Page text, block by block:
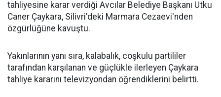
tahliyesine karar verdiği Avcılar Belediye Başkanı Utku
Caner Çaykara, Silivri'deki Marmara Cezaevi'nden
özgürlüğüne kavuştu.
Yakınlarının yanı sıra, kalabalık, coşkulu partililer
tarafından karşılanan ve güçlükle ilerleyen Çaykara
tahliye kararını televizyondan öğrendiklerini belirtti.